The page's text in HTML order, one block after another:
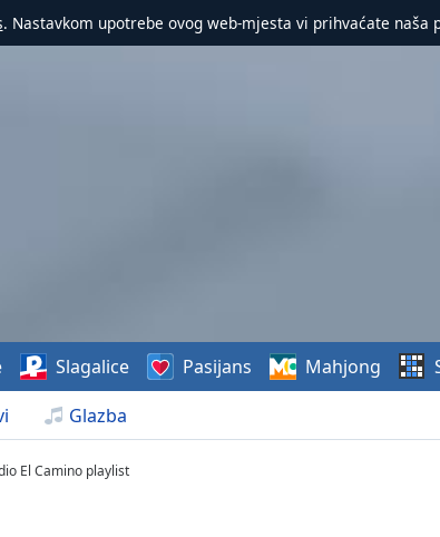
. Nastavkom upotrebe ovog web-mjesta vi prihvaćate naša
Glazba
Slagalice Pasijans Mahjong
El Camino playlist